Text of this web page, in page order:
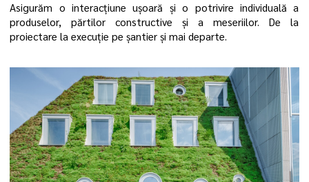
Asigurăm o interacțiune ușoară și o potrivire individuală a
produselor, părtilor constructive și a meseriilor. De la
proiectare la execuție pe șantier și mai departe.